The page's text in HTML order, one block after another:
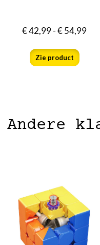
€42,99-€54,99
Zie product
Andere